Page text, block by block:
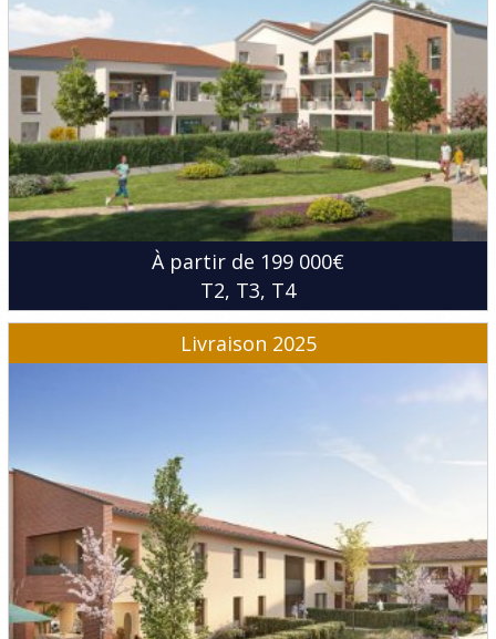
À partir de 199 000€
T2 T3 T4
Livraison 2025